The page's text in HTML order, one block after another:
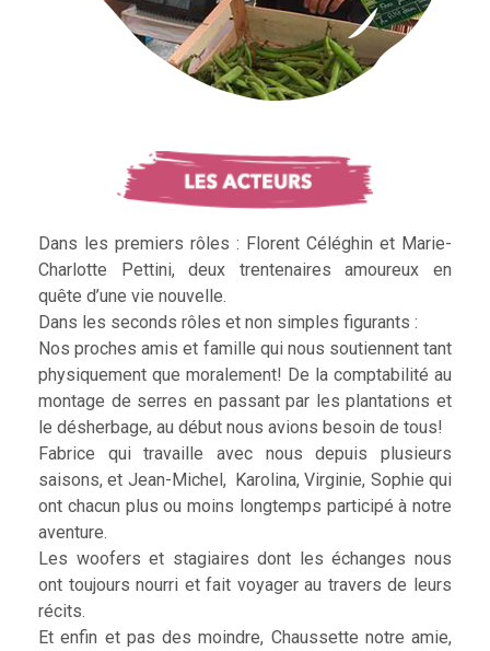
Dans les premiers rôles : Florent Céléghin et Marie-
Charlotte Pettini, deux trentenaires amoureux en
quête d’une vie nouvelle.
Dans les seconds rôles et non simples figurants :
Nos proches amis et famille qui nous soutiennent tant
physiquement que moralement! De la comptabilité au
montage de serres en passant par les plantations et
le désherbage, au début nous avions besoin de tous!
Fabrice qui travaille avec nous depuis plusieurs
saisons, et Jean-Michel, Karolina, Virginie, Sophie qui
ont chacun plus ou moins longtemps participé à notre
aventure.
Les woofers et stagiaires dont les échanges nous
ont toujours nourri et fait voyager au travers de leurs
récits.
Et enfin et pas des moindre, Chaussette notre amie,